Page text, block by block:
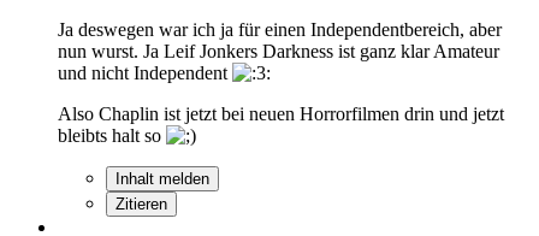
Ja deswegen war ich ja für einen Independentbereich, aber
nun wurst. Ja Leif Jonkers Darkness ist ganz klar Amateur
und nicht Independent
Also Chaplin ist jetzt bei neuen Horrorfilmen drin und jetzt
bleibts halt so
Inhalt melden
Zitieren